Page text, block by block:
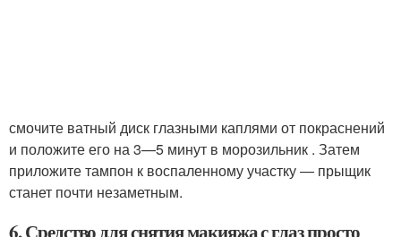
смочите ватный диск глазными каплями от покраснений
и положите его на 3—5 минут в морозильник . Затем
приложите тампон к воспаленному участку — прыщик
станет почти незаметным.
6. Средство для снятия макияжа с глаз просто